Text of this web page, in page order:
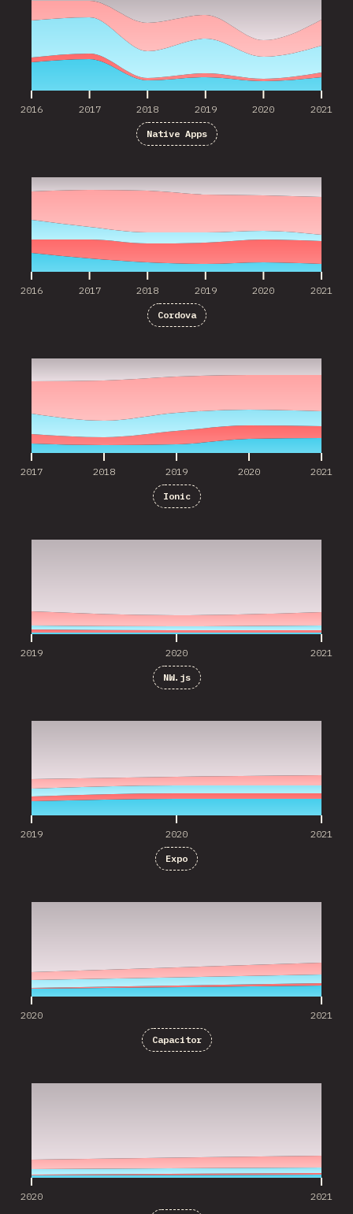
2016 2017 2018 2019 2020 2021
Native Apps
2016 2017 2018 2019 2020 2021
Cordova
2017 2018 2019 2020 2021
Ionic
2019 2020 2021
NW.js
2019 2020 2021
Expo
2020 2021
Capacitor
2020 2021